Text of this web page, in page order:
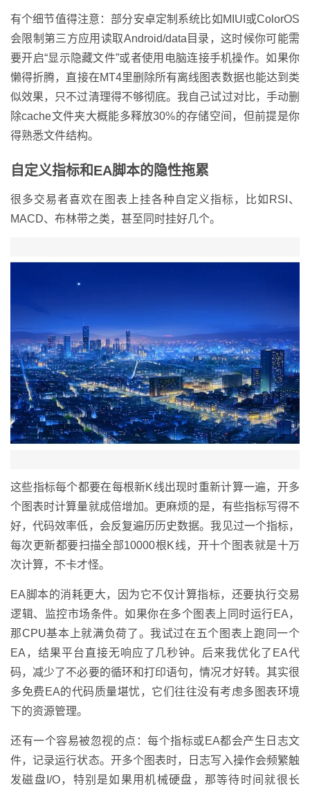
有个细节值得注意：部分安卓定制系统比如MIUI或ColorOS
会限制第三方应用读取Android/data目录，这时候你可能需
要开启“显示隐藏文件”或者使用电脑连接手机操作。如果你
懒得折腾，直接在MT4里删除所有离线图表数据也能达到类
似效果，只不过清理得不够彻底。我自己试过对比，手动删
除cache文件夹大概能多释放30%的存储空间，但前提是你
得熟悉文件结构。
自定义指标和EA脚本的隐性拖累
很多交易者喜欢在图表上挂各种自定义指标，比如RSI、
MACD、布林带之类，甚至同时挂好几个。
这些指标每个都要在每根新K线出现时重新计算一遍，开多
个图表时计算量就成倍增加。更麻烦的是，有些指标写得不
好，代码效率低，会反复遍历历史数据。我见过一个指标，
每次更新都要扫描全部10000根K线，开十个图表就是十万
次计算，不卡才怪。
EA脚本的消耗更大，因为它不仅计算指标，还要执行交易
逻辑、监控市场条件。如果你在多个图表上同时运行EA，
那CPU基本上就满负荷了。我试过在五个图表上跑同一个
EA，结果平台直接无响应了几秒钟。后来我优化了EA代
码，减少了不必要的循环和打印语句，情况才好转。其实很
多免费EA的代码质量堪忧，它们往往没有考虑多图表环境
下的资源管理。
还有一个容易被忽视的点：每个指标或EA都会产生日志文
件，记录运行状态。开多个图表时，日志写入操作会频繁触
发磁盘I/O，特别是如果用机械硬盘，那等待时间就很长